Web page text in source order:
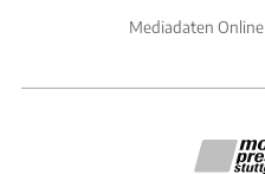
Mediadaten Online